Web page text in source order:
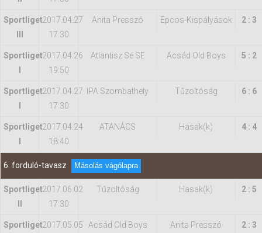
Sportliget2017.04.27
17:30
Anita Presszó Epcos-Kispályások 2 : 3
Sportliget2017.04.26
19:50
Atlantisz Sé SE Acsád Old Boys 5 : 2
Sportliget2017.04.27
17:30
IPA Szombathely Tűzoltóság 6 : 6
Sportliget2017.04.24
18:40
ATANÁCS Hasak(k) 4 : 4
6. forduló-tavasz Másolás vágólapra
Sportliget2017.06.02
17:30
Tűzoltóság Hasak(k) 2 : 5
Sportliget2017.05.05
Acsád Old Boys Anita Presszó 2 : 3